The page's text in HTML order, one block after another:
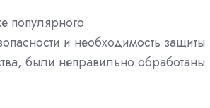
популярного
и необходимость защиты
были неправильно обработаны